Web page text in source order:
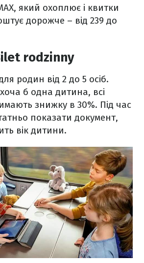
який охоплює і квитки
дорожче – від 239 до
rodzinny
родин від 2 до 5 осіб.
б одна дитина, всі
знижку в 30%. Під час
показати документ,
вік дитини.